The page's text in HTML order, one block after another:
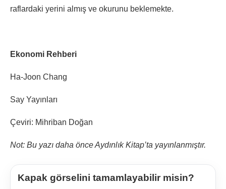
raflardaki yerini almış ve okurunu beklemekte.
Ekonomi Rehberi
Ha-Joon Chang
Say Yayınları
Çeviri: Mihriban Doğan
Not: Bu yazı daha önce Aydınlık Kitap’ta yayınlanmıştır.
Kapak görselini tamamlayabilir misin?